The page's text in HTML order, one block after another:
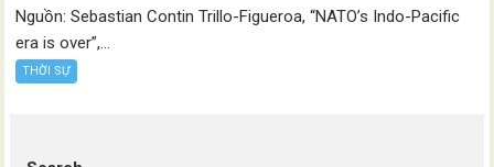
Nguồn: Sebastian Contin Trillo-Figueroa, “NATO’s Indo-Pacific
era is over”,...
THỜI SỰ